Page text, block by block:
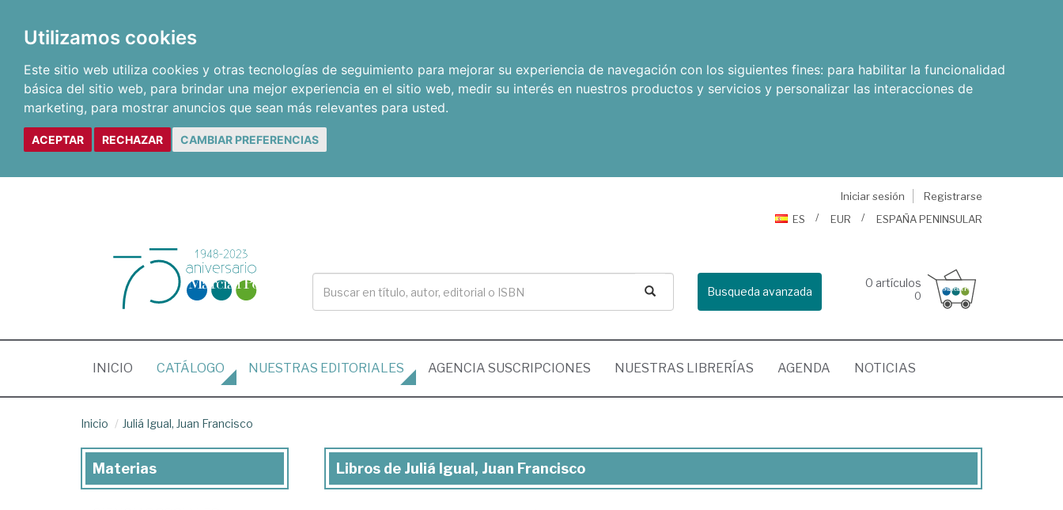
Utilizamos cookies
Este sitio web utiliza cookies y otras tecnologías de seguimiento para mejorar su experiencia de navegación con los siguientes fines: para habilitar la funcionalidad
básica del sitio web, para brindar una mejor experiencia en el sitio web, medir su interés en nuestros productos y servicios y personalizar las interacciones de
marketing, para mostrar anuncios que sean más relevantes para usted.
ACEPTAR RECHAZAR CAMBIAR PREFERENCIAS
Iniciar sesión
Registrarse
ES
EUR ESPAÑA PENINSULAR
Busqueda avanzada
0 artículos
0
INICIO (CURRENT)
CATÁLOGO NUESTRAS EDITORIALES AGENCIA SUSCRIPCIONES NUESTRAS LIBRERÍAS AGENDA NOTICIAS
Inicio Juliá Igual, Juan Francisco
Libros
Libros de Juliá Igual, Juan Francisco
Materias